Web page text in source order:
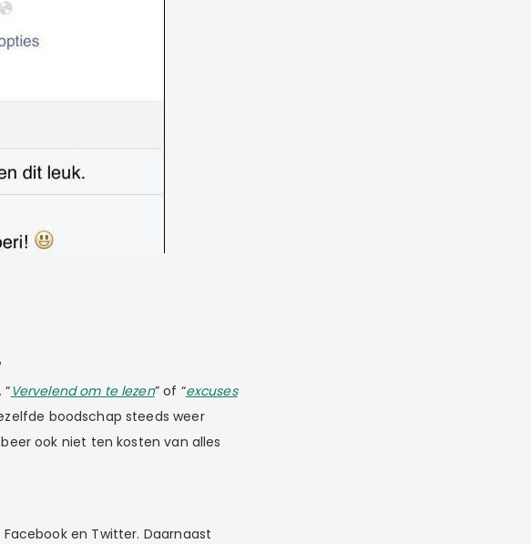
Vervelend om te lezen” of “excuses
boodschap steeds weer
ook niet ten kosten van alles
en Twitter. Daarnaast